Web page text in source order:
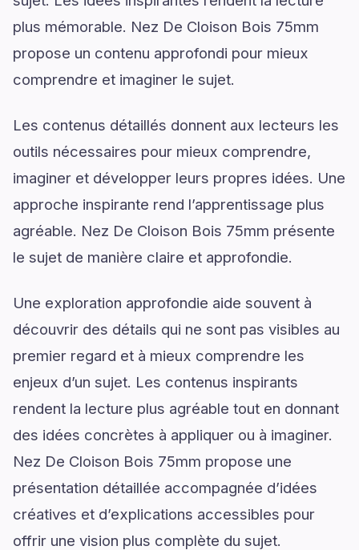
plus mémorable. Nez De Cloison Bois 75mm
propose un contenu approfondi pour mieux
comprendre et imaginer le sujet.
Les contenus détaillés donnent aux lecteurs les
outils nécessaires pour mieux comprendre,
imaginer et développer leurs propres idées. Une
approche inspirante rend l’apprentissage plus
agréable. Nez De Cloison Bois 75mm présente
le sujet de manière claire et approfondie.
Une exploration approfondie aide souvent à
découvrir des détails qui ne sont pas visibles au
premier regard et à mieux comprendre les
enjeux d’un sujet. Les contenus inspirants
rendent la lecture plus agréable tout en donnant
des idées concrètes à appliquer ou à imaginer.
Nez De Cloison Bois 75mm propose une
présentation détaillée accompagnée d’idées
créatives et d’explications accessibles pour
offrir une vision plus complète du sujet.